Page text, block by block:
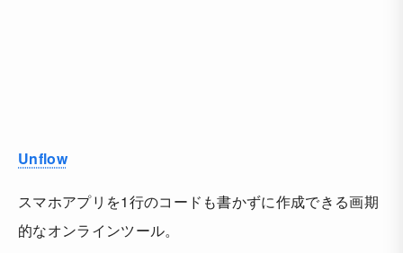
Unflow
スマホアプリを1行のコードも書かずに作成できる画期
的なオンラインツール。